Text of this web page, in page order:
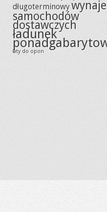
długoterminowy
samochodów
dostawczych
ładunek
łaty do opon